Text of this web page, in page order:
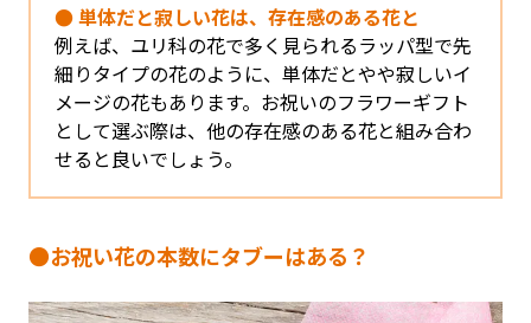
● 単体だと寂しい花は、存在感のある花と
例えば、ユリ科の花で多く見られるラッパ型で先
細りタイプの花のように、単体だとやや寂しいイ
メージの花もあります。お祝いのフラワーギフト
として選ぶ際は、他の存在感のある花と組み合わ
せると良いでしょう。
●お祝い花の本数にタブーはある？